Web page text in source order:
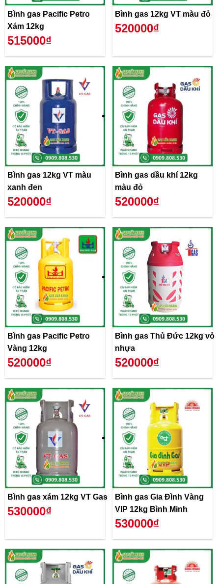
Bình gas Pacific Petro
Xám 12kg
515000₫
Bình gas 12kg VT màu đỏ
520000₫
Bình gas 12kg VT màu
xanh đen
520000₫
Bình gas dầu khí 12kg
màu đỏ
520000₫
Bình gas Pacific Petro
Vàng 12kg
520000₫
Bình gas Thủ Đức 12kg vỏ
nhựa
520000₫
Bình gas xám 12kg VT Gas
530000₫
Bình gas Gia Đình Vàng
VIP 12kg Bình Minh
530000₫